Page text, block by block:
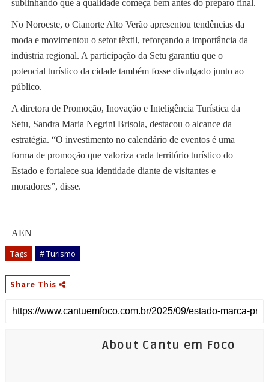
sublinhando que a qualidade começa bem antes do preparo final.
No Noroeste, o Cianorte Alto Verão apresentou tendências da
moda e movimentou o setor têxtil, reforçando a importância da
indústria regional. A participação da Setu garantiu que o
potencial turístico da cidade também fosse divulgado junto ao
público.
A diretora de Promoção, Inovação e Inteligência Turística da
Setu, Sandra Maria Negrini Brisola, destacou o alcance da
estratégia. “O investimento no calendário de eventos é uma
forma de promoção que valoriza cada território turístico do
Estado e fortalece sua identidade diante de visitantes e
moradores”, disse.
AEN
Tags # Turismo
Share This
About Cantu em Foco